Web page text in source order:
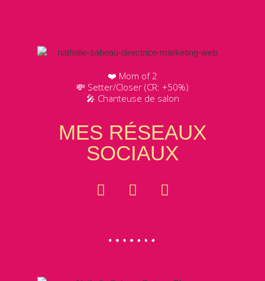
❤️ Mom of 2
💸 Setter/Closer (CR: +50%)
🎤 Chanteuse de salon
MES RÉSEAUX
SOCIAUX